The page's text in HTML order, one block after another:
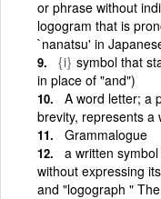
or phrase without
logogram that is
`nanatsu' in
{i} symbol that
in place of "and")
A word letter; a
brevity, represents a
Grammalogue
a written
without expressing
and "logograph "